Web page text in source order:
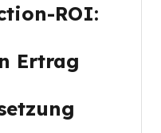
ROI:
Ertrag